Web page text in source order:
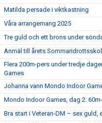
Matilda persade i viktkastning
Våra arrangemang 2025
Tre guld och ett brons under
Anmäl till årets
Flera 200m-pers under tredje
Games
Johanna vann Mondo Indoor
Mondo Indoor Games, dag 2:
Bra start i Veteran-DM – sex guld,